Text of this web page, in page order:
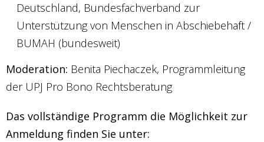
Deutschland, Bundesfachverband zur
Unterstützung von Menschen in Abschiebehaft /
BUMAH (bundesweit)
Moderation: Benita Piechaczek, Programmleitung
der UPJ Pro Bono Rechtsberatung
Das vollständige Programm die Möglichkeit zur
Anmeldung finden Sie unter: